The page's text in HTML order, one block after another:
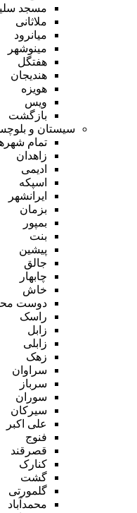
مسجد
ملاثانی
میانرود
مینوشهر
هفتگل
هندیجان
هویزه
ویس
بازگشت
سیستان و
تمام
زاهدان
ادیمی
اسپکه
ایرانشهر
بزمان
بمپور
بنت
پیشین
جالق
چابهار
خاش
دوست
راسک
زابل
زابلی
زهک
سراوان
سرباز
سوران
سیرکان
علی اکبر
فنوج
قصرقند
کنارک
گشت
گلمورتی
محمدآباد